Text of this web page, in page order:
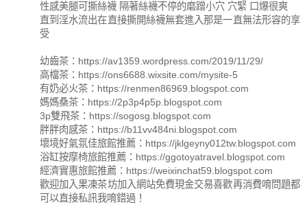
性感美腿可撕絲襪 隔著絲襪不停的磨蹭小穴 穴緊 口爆很爽
直到淫水流出在直接撕開絲襪無套進入那是一直無法形容的享
受
幼齒茶：https://av1359.wordpress.com/2019/11/29/
高檔茶：https://ons6688.wixsite.com/mysite-5
有奶必火茶：https://renmen86969.blogspot.com
媽媽桑茶：https://2p3p4p5p.blogspot.com
3p雙飛茶：https://sogosg.blogspot.com
胖胖肉感茶：https://b11vv484ni.blogspot.com
壞境好氣氛佳旅館推薦：https://jklgeyny012tw.blogspot.com
浴缸按摩椅旅館推薦：https://ggotoyatravel.blogspot.com
經濟實惠旅館推薦：https://weixinchat59.blogspot.com
歡迎加入果凍茶坊加入網站免費現金交易喜歡再消費唷問題都
可以直接私訊我唷錯過！